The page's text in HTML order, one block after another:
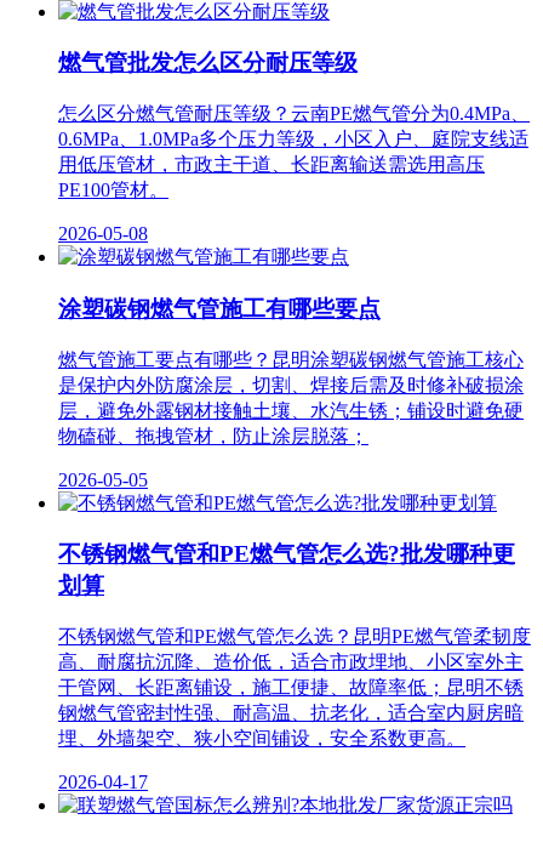
燃气管批发怎么区分耐压等级
怎么区分燃气管耐压等级？云南PE燃气管分为0.4MPa、
0.6MPa、1.0MPa多个压力等级，小区入户、庭院支线适
用低压管材，市政主干道、长距离输送需选用高压
PE100管材。
2026-05-08
涂塑碳钢燃气管施工有哪些要点
燃气管施工要点有哪些？昆明涂塑碳钢燃气管施工核心
是保护内外防腐涂层，切割、焊接后需及时修补破损涂
层，避免外露钢材接触土壤、水汽生锈；铺设时避免硬
物磕碰、拖拽管材，防止涂层脱落；
2026-05-05
不锈钢燃气管和PE燃气管怎么选?批发哪种更
划算
不锈钢燃气管和PE燃气管怎么选？昆明PE燃气管柔韧度
高、耐腐抗沉降、造价低，适合市政埋地、小区室外主
干管网、长距离铺设，施工便捷、故障率低；昆明不锈
钢燃气管密封性强、耐高温、抗老化，适合室内厨房暗
埋、外墙架空、狭小空间铺设，安全系数更高。
2026-04-17